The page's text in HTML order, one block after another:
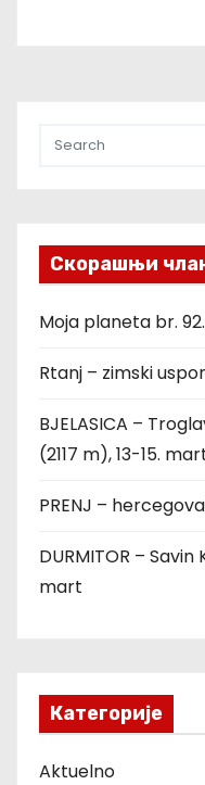
Скорашњи
Moja planeta br. 92.
Rtanj – zimski
BJELASICA –
(2117 m), 13-15.
PRENJ –
DURMITOR – Savin
mart
Категорије
Aktuelno